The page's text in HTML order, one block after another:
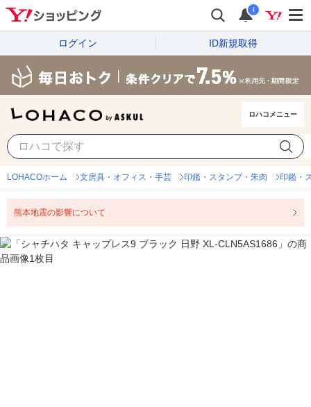
i
ログイン ID新規取得
ロハコメニュー
LOHACOホーム 文房具・オフィス・手芸 印鑑・スタンプ・朱肉 印鑑・
熊本地震の影響について